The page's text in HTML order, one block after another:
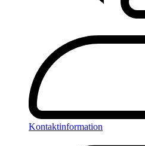
Kontaktinformation